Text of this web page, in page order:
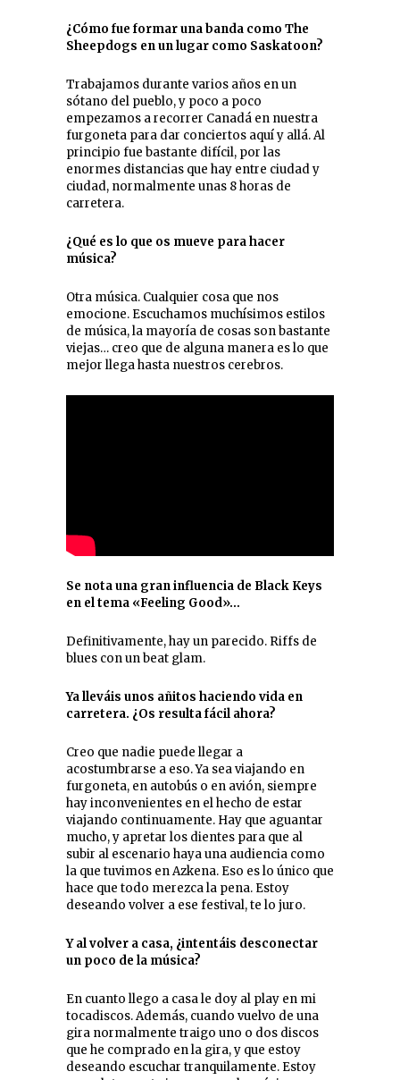
¿Cómo fue formar una banda como The
Sheepdogs en un lugar como Saskatoon?
Trabajamos durante varios años en un
sótano del pueblo, y poco a poco
empezamos a recorrer Canadá en nuestra
furgoneta para dar conciertos aquí y allá. Al
principio fue bastante difícil, por las
enormes distancias que hay entre ciudad y
ciudad, normalmente unas 8 horas de
carretera.
¿Qué es lo que os mueve para hacer
música?
Otra música. Cualquier cosa que nos
emocione. Escuchamos muchísimos estilos
de música, la mayoría de cosas son bastante
viejas… creo que de alguna manera es lo que
mejor llega hasta nuestros cerebros.
Se nota una gran influencia de Black Keys
en el tema «Feeling Good»…
Definitivamente, hay un parecido. Riffs de
blues con un beat glam.
Ya lleváis unos añitos haciendo vida en
carretera. ¿Os resulta fácil ahora?
Creo que nadie puede llegar a
acostumbrarse a eso. Ya sea viajando en
furgoneta, en autobús o en avión, siempre
hay inconvenientes en el hecho de estar
viajando continuamente. Hay que aguantar
mucho, y apretar los dientes para que al
subir al escenario haya una audiencia como
la que tuvimos en Azkena. Eso es lo único que
hace que todo merezca la pena. Estoy
deseando volver a ese festival, te lo juro.
Y al volver a casa, ¿intentáis desconectar
un poco de la música?
En cuanto llego a casa le doy al play en mi
tocadiscos. Además, cuando vuelvo de una
gira normalmente traigo uno o dos discos
que he comprado en la gira, y que estoy
deseando escuchar tranquilamente. Estoy